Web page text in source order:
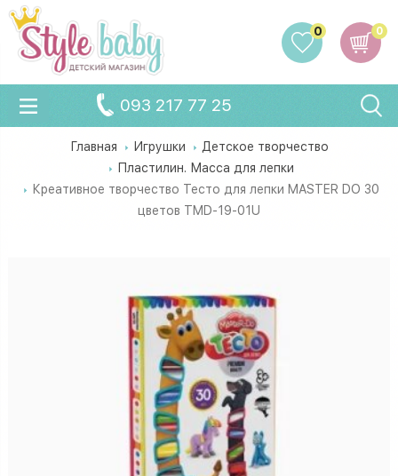
0
0
093 217 77 25
Главная Игрушки
Детское творчество
Пластилин. Масса для лепки
Креативное творчество Тесто для лепки MASTER DO 30
цветов TMD-19-01U